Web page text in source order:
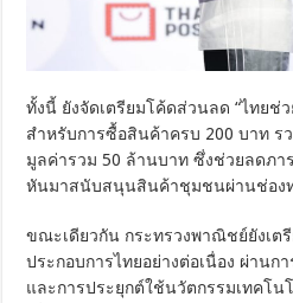
ทั้งนี้ ยังจัดเตรียมโค้ดส่วนลด “ไทยช่
สำหรับการซื้อสินค้าครบ 200 บาท ร
มูลค่ารวม 50 ล้านบาท ซึ่งช่วยลดภ
หันมาสนับสนุนสินค้าชุมชนผ่านช่อง
ขณะเดียวกัน กระทรวงพาณิชย์ยังเ
ประกอบการไทยอย่างต่อเนื่อง ผ่านก
และการประยุกต์ใช้นวัตกรรมเทคโน